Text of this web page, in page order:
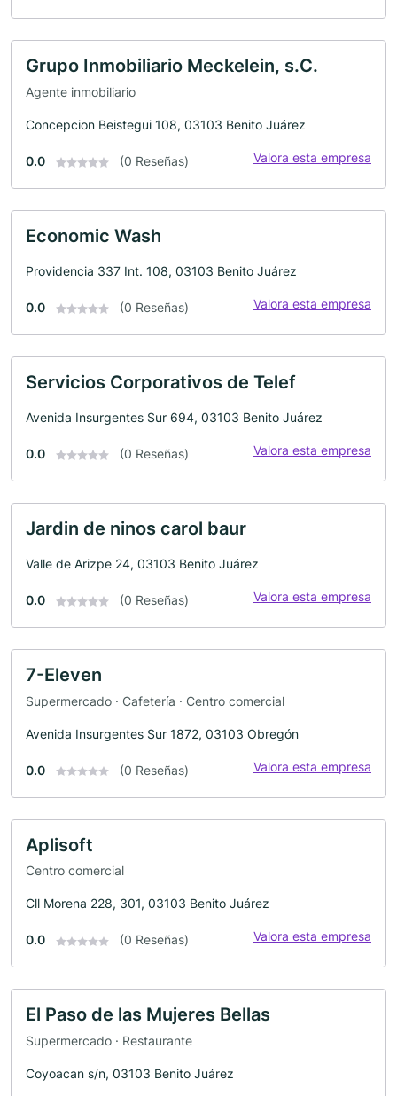
Grupo Inmobiliario Meckelein, s.C.
Agente inmobiliario
Concepcion Beistegui 108, 03103 Benito Juárez
0.0 (0 Reseñas) Valora esta empresa
Economic Wash
Providencia 337 Int. 108, 03103 Benito Juárez
0.0 (0 Reseñas) Valora esta empresa
Servicios Corporativos de Telef
Avenida Insurgentes Sur 694, 03103 Benito Juárez
0.0 (0 Reseñas) Valora esta empresa
Jardin de ninos carol baur
Valle de Arizpe 24, 03103 Benito Juárez
0.0 (0 Reseñas) Valora esta empresa
7-Eleven
Supermercado · Cafetería · Centro comercial
Avenida Insurgentes Sur 1872, 03103 Obregón
0.0 (0 Reseñas) Valora esta empresa
Aplisoft
Centro comercial
Cll Morena 228, 301, 03103 Benito Juárez
0.0 (0 Reseñas) Valora esta empresa
El Paso de las Mujeres Bellas
Supermercado · Restaurante
Coyoacan s/n, 03103 Benito Juárez